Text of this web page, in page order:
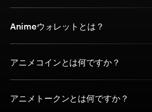
Animeウォレットとは？
アニメコインとは何ですか？
アニメトークンとは何ですか？